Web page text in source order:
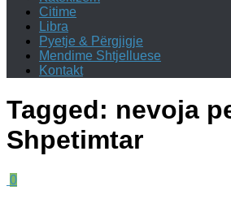
Citime
Libra
Pyetje & Përgjigje
Mendime Shtjelluese
Kontakt
Tagged: nevoja
Shpetimtar
0